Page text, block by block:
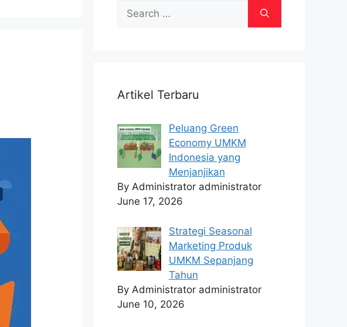
Search
for:
Artikel Terbaru
Peluang Green
Economy UMKM
Indonesia yang
Menjanjikan
By Administrator administrator
June 17, 2026
Strategi Seasonal
Marketing Produk
UMKM Sepanjang
Tahun
By Administrator administrator
June 10, 2026